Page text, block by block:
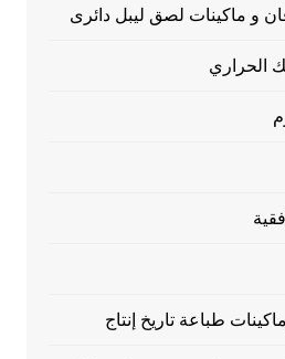
و ماكينات لصق ليبل دائرى
الحراري
طباعة تاريخ إنتاج